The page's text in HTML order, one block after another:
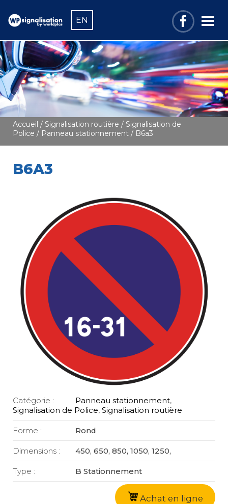
EN
Accueil / Signalisation routière / Signalisation de
Police / Panneau stationnement / B6a3
B6A3
Catégorie : Panneau stationnement,
Signalisation de Police, Signalisation routière
Forme : Rond
Dimensions : 450, 650, 850, 1050, 1250,
Type : B Stationnement
Achat en ligne